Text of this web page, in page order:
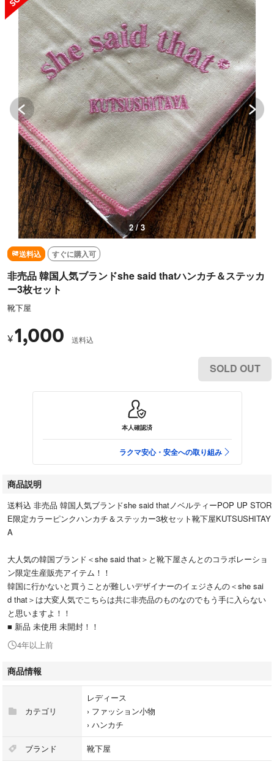
2 / 3
送料込 すぐに購入可
非売品 韓国人気ブランドshe said thatハンカチ＆ステッカ
ー3枚セット
靴下屋
¥1,000 送料込
SOLD OUT
本人確認済
ラクマ安心・安全への取り組み
商品説明
送料込 非売品 韓国人気ブランドshe said thatノベルティーPOP UP STOR
E限定カラーピンクハンカチ＆ステッカー3枚セット靴下屋KUTSUSHITAY
A
大人気の韓国ブランド＜she said that＞と靴下屋さんとのコラボレーショ
ン限定生産販売アイテム！！
韓国に行かないと買うことが難しいデザイナーのイェジさんの＜she sai
d that＞は大変人気でこちらは共に非売品のものなのでもう手に入らない
と思いますよ！！
■ 新品 未使用 未開封！！
4年以上前
商品情報
カテゴリ
レディース
› ファッション小物
› ハンカチ
ブランド 靴下屋